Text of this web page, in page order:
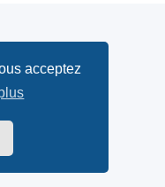
acceptez